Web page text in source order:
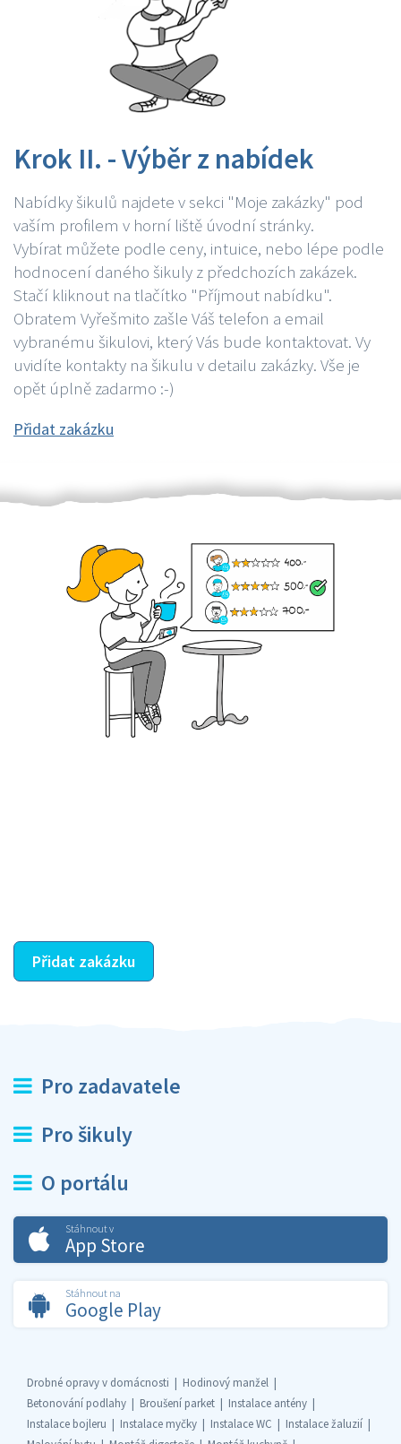
Krok II. - Výběr z nabídek
Nabídky šikulů najdete v sekci "Moje zakázky" pod
vaším profilem v horní liště úvodní stránky.
Vybírat můžete podle ceny, intuice, nebo lépe podle
hodnocení daného šikuly z předchozích zakázek.
Stačí kliknout na tlačítko "Příjmout nabídku".
Obratem Vyřešmito zašle Váš telefon a email
vybranému šikulovi, který Vás bude kontaktovat. Vy
uvidíte kontakty na šikulu v detailu zakázky. Vše je
opět úplně zadarmo :-)
Přidat zakázku
Přidat zakázku
Pro zadavatele
Pro šikuly
O portálu
Stáhnout v
App Store
Stáhnout na
Google Play
Drobné opravy v domácnosti
Hodinový manžel
Betonování podlahy
Broušení parket
Instalace antény
Instalace bojleru
Instalace myčky Instalace WC
Instalace žaluzií